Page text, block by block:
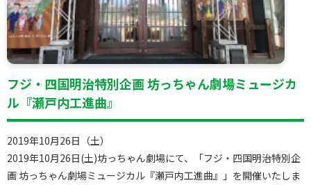
フジ・四国明治特別企画 坊っちゃん劇場ミュージカ
ル『瀬戸内工進曲』
2019年10月26日（土）
2019年10月26日(土)坊っちゃん劇場にて、「フジ・四国明治特別企
画 坊っちゃん劇場ミュージカル『瀬戸内工進曲』」を開催いたしま